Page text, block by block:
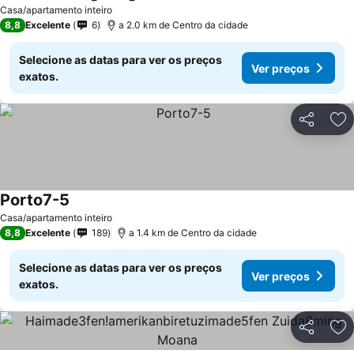
Casa/apartamento inteiro
Ver preços
8,8 Excelente 6 a 2.0 km de Centro da cidade
Selecione as datas para ver os preços
exatos.
Ver preços
Partilhar
Casa/apartamento inteiro
Porto7-5
8,8 Excelente 189 a 1.4 km de Centro da cidade
Selecione as datas para ver os preços
exatos.
Ver preços
Partilhar